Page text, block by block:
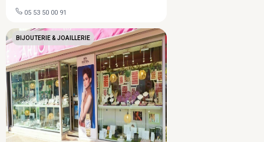
05 53 50 00 91
BIJOUTERIE & JOAILLERIE